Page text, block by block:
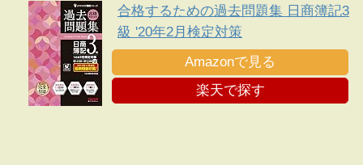
合格するための過去問題集 日商簿記3
級 '20年2月検定対策
Amazonで見る
楽天で探す